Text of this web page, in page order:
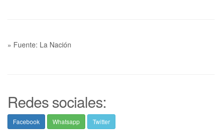
» Fuente: La Nación
Redes sociales:
Facebook Whatsapp Twitter